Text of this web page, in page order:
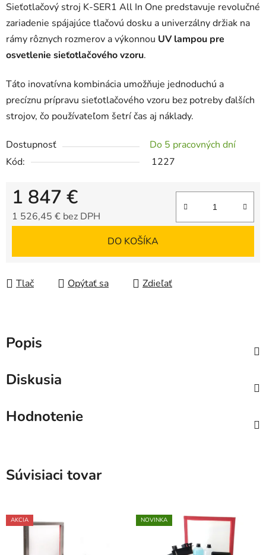
Sieťotlačový stroj K-SER1 All In One predstavuje revolučné
zariadenie spájajúce tlačovú dosku a univerzálny držiak na
rámy rôznych rozmerov a výkonnou UV lampou pre
osvetlenie sieťotlačového vzoru.
Táto inovatívna kombinácia umožňuje jednoduchú a
precíznu prípravu sieťotlačového vzoru bez potreby ďalších
strojov, čo používateľom šetrí čas aj náklady.
Dostupnosť
Do 5 pracovných dní
Kód:
1227
1 847 €
1 526,45 € bez DPH
DO KOŠÍKA
Tlač Opýtať sa Zdieľať
Popis
Diskusia
Hodnotenie
Súvisiaci tovar
AKCIA NOVINKA